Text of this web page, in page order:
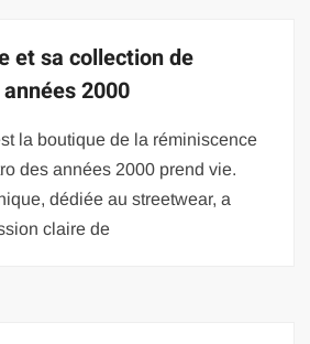
et sa collection de
2000
la boutique de la réminiscence
des années 2000 prend vie.
dédiée au streetwear, a
claire de